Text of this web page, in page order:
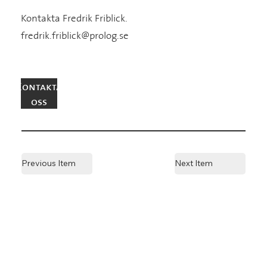
Kontakta Fredrik Friblick.
Kontakta
oss
fredrik.friblick@prolog.se
Next Item
Previous Item